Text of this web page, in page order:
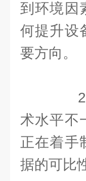
到环境因
何提升设
要方向。
2.
术水平不
正在着手
据的可比